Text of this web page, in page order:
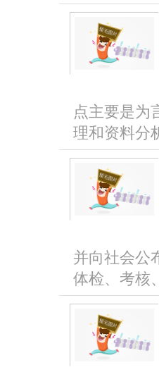
点主要是为
理和资料分
并向社会公
体检、考核